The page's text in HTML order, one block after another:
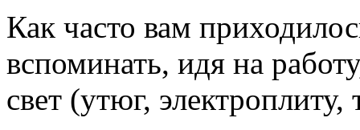
Как часто вам
вспоминать, идя на
свет (утюг,